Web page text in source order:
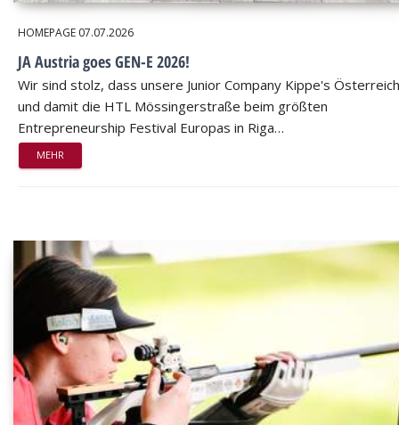
HOMEPAGE 07.07.2026
JA Austria goes GEN-E 2026!
Wir sind stolz, dass unsere Junior Company Kippe's Österreich
und damit die HTL Mössingerstraße beim größten
Entrepreneurship Festival Europas in Riga…
MEHR